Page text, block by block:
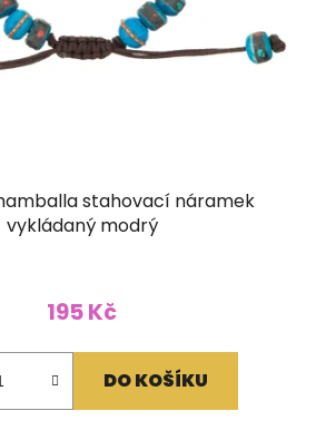
stahovací náramek
vykládaný modrý
195 Kč
DO KOŠÍKU